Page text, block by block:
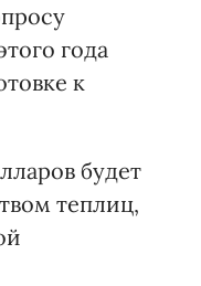
года
к
будет
теплиц,